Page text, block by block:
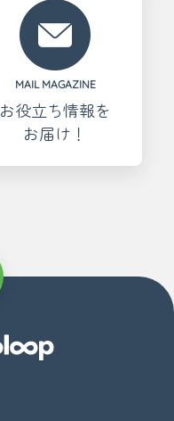
MAIL MAGAZINE
お役立ち情報を
お届け！